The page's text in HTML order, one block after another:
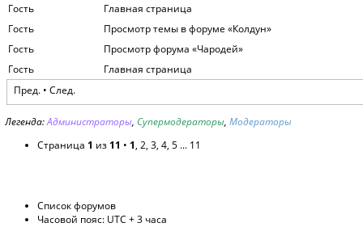
Гость
Главная страница
Гость
Просмотр темы в форуме «Колдун»
Гость
Просмотр форума «Чародей»
Гость
Главная страница
Пред. • След.
Легенда:Администраторы, Супермодераторы, Модераторы
Страница 1 из 11 • 1, 2, 3, 4, 5 ... 11
Список форумов
Часовой пояс: UTC + 3 часа